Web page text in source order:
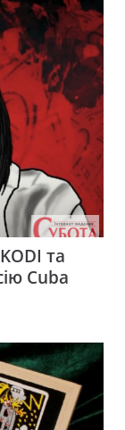
та
Cuba